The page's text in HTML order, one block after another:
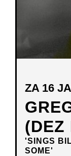
(DEZ
'SINGS
SOME'
ZA 16